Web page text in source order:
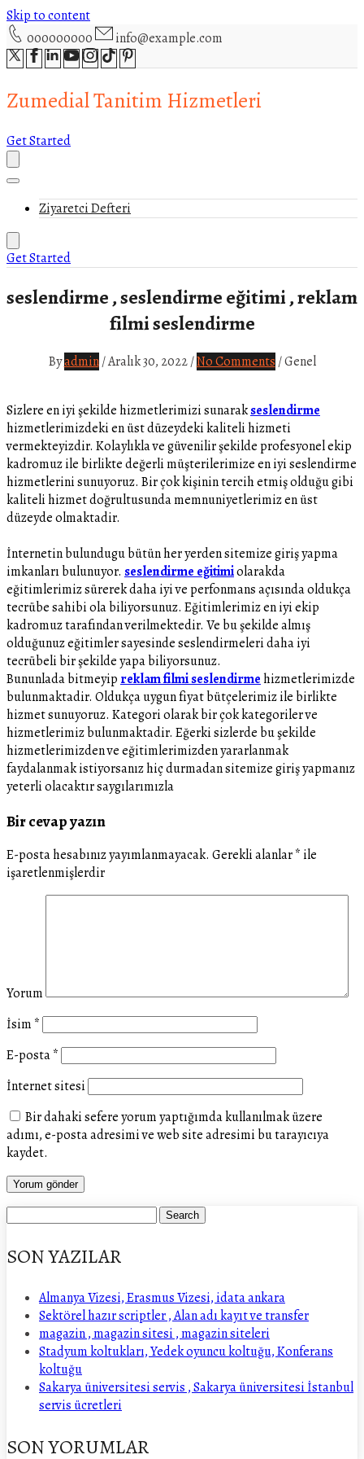
Skip to content
000000000
info@example.com
Zumedial Tanitim Hizmetleri
Get Started
Ziyaretci Defteri
Get Started
seslendirme , seslendirme eğitimi , reklam
filmi seslendirme
Byadmin/Aralık 30, 2022/No Comments /Genel
Sizlere en iyi şekilde hizmetlerimizi sunarakseslendirme
hizmetlerimizdeki en üst düzeydeki kaliteli hizmeti
vermekteyizdir. Kolaylıkla ve güvenilir şekilde profesyonel ekip
kadromuz ile birlikte değerli müşterilerimize en iyi seslendirme
hizmetlerini sunuyoruz. Bir çok kişinin tercih etmiş olduğu gibi
kaliteli hizmet doğrultusunda memnuniyetlerimiz en üst
düzeyde olmaktadir.
İnternetin bulundugu bütün her yerden sitemize giriş yapma
imkanları bulunuyor. seslendirme eğitimiolarakda
eğitimlerimiz sürerek daha iyi ve perfonmans açısında oldukça
tecrübe sahibi ola biliyorsunuz. Eğitimlerimiz en iyi ekip
kadromuz tarafından verilmektedir. Ve bu şekilde almış
olduğunuz eğitimler sayesinde seslendirmeleri daha iyi
tecrübeli bir şekilde yapa biliyorsunuz.
Bununlada bitmeyip reklam filmi seslendirmehizmetlerimizde
bulunmaktadir. Oldukça uygun fiyat bütçelerimiz ile birlikte
hizmet sunuyoruz. Kategori olarak bir çok kategoriler ve
hizmetlerimiz bulunmaktadir. Eğerki sizlerde bu şekilde
hizmetlerimizden ve eğitimlerimizden yararlanmak
faydalanmak istiyorsanız hiç durmadan sitemize giriş yapmanız
yeterli olacaktır saygılarımızla
Bir cevap yazın
E-posta hesabınız yayımlanmayacak. Gerekli alanlar* ile
işaretlenmişlerdir
Yorum
İsim *
E-posta*
İnternet sitesi
Bir dahaki sefere yorum yaptığımda kullanılmak üzere
adımı, e-posta adresimi ve web site adresimi bu tarayıcıya
kaydet.
SON YAZILAR
Almanya Vizesi, Erasmus Vizesi, idata ankara
Sektörel hazır scriptler , Alan adı kayıt ve transfer
magazin , magazin sitesi , magazin siteleri
Stadyum koltukları, Yedek oyuncu koltuğu, Konferans
koltuğu
Sakarya üniversitesi servis , Sakarya üniversitesi İstanbul
servis ücretleri
SON YORUMLAR